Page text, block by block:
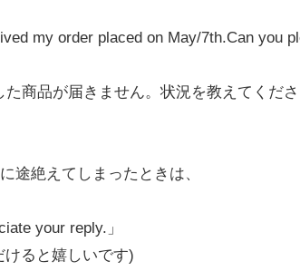
my order placed on May/7th.Can you
商品が届きません。状況を教えてくだ
途絶えてしまったときは、
your reply.」
ると嬉しいです)